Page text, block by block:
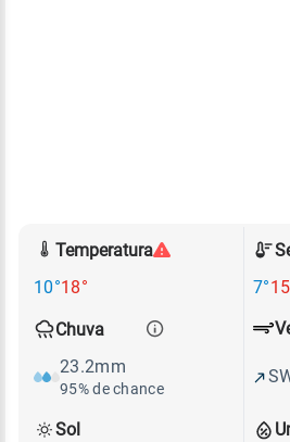
Temperatura
10°18°
7°
Chuva
23.2mm
95% de chance
Sol